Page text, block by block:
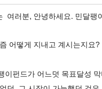
여러분, 안녕하세요. 민달팽
어떻게 지내고 계시는지요?
이펀드가 어느덧 목표달성